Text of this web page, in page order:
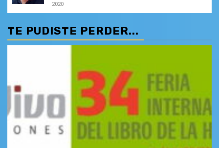
2020
TE PUDISTE PERDER...